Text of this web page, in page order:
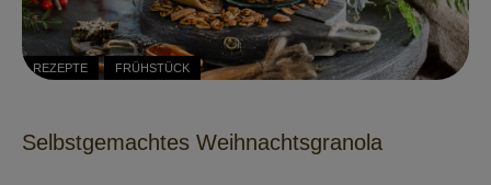
REZEPTE FRÜHSTÜCK
Selbstgemachtes Weihnachtsgranola